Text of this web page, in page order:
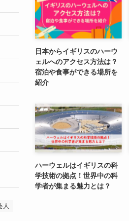
人
日本からイギリスのハーウ
ェルへのアクセス方法は？
宿泊や食事ができる場所を
紹介
ハーウェルはイギリスの科
学技術の拠点！世界中の科
学者が集まる魅力とは？